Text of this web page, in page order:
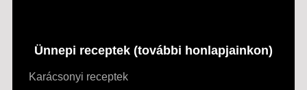
Ünnepi receptek (további honlapjainkon)
Karácsonyi receptek